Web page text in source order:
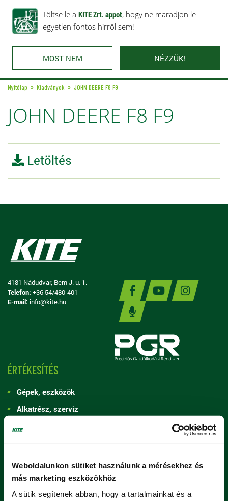
Weboldalunkon sütiket használunk a mérésekhez és
más marketing eszközökhöz
A sütik segítenek abban, hogy a tartalmainkat és a
Töltse le a KITE Zrt. appot, hogy ne maradjon le
egyetlen fontos hírről sem!
MOST NEM NÉZZÜK!
Rólunk Ajánlataink Karrier Kapcsolat
Nyitólap Kiadványok JOHN DEERE F8 F9
JOHN DEERE F8 F9
Letöltés
4181 Nádudvar, Bem J. u. 1.
Telefon: +36 54/480-401
E-mail: info@kite.hu
ÉRTÉKESÍTÉS
Gépek, eszközök
Alkatrész, szerviz
Vetőmag, palánta, oltvány
Tápanyag-gazdálkodás
Termény
Szolgáltatás